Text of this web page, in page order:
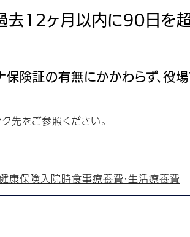
去12ヶ月以内に90日を
保険証の有無にかかわらず、役
先をご参照ください。
康保険入院時食事療養費・生活療養費